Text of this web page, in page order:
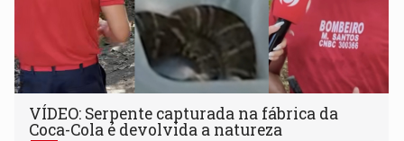
VÍDEO: Serpente capturada na fábrica da
Coca-Cola é devolvida a natureza